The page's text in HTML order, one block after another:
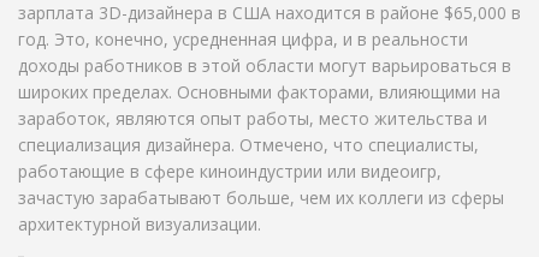
зарплата 3D-дизайнера в США находится в районе $65,000 в
год. Это, конечно, усредненная цифра, и в реальности
доходы работников в этой области могут варьироваться в
широких пределах. Основными факторами, влияющими на
заработок, являются опыт работы, место жительства и
специализация дизайнера. Отмечено, что специалисты,
работающие в сфере киноиндустрии или видеоигр,
зачастую зарабатывают больше, чем их коллеги из сферы
архитектурной визуализации.